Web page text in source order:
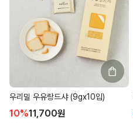
우리밀 우유랑드샤 (9gx10입)
10%11,700원